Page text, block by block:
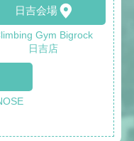
日吉会場
Gym Bigrock
日吉店